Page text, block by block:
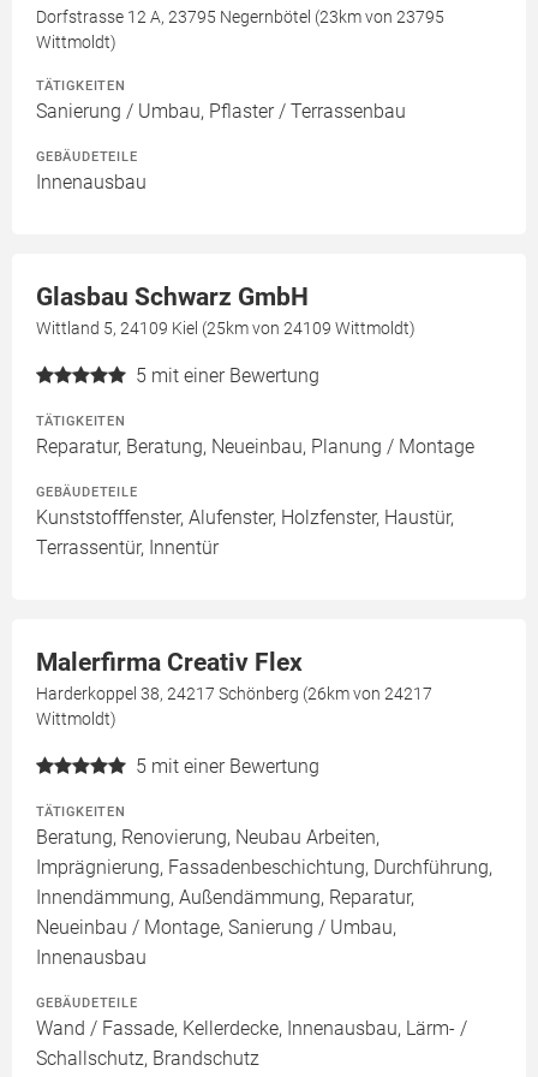
Dorfstrasse 12 A, 23795 Negernbötel (23km von 23795
Wittmoldt)
TÄTIGKEITEN
Sanierung / Umbau, Pflaster / Terrassenbau
GEBÄUDETEILE
Innenausbau
Glasbau Schwarz GmbH
Wittland 5, 24109 Kiel (25km von 24109 Wittmoldt)
5 mit einer Bewertung
TÄTIGKEITEN
Reparatur, Beratung, Neueinbau, Planung / Montage
GEBÄUDETEILE
Kunststofffenster, Alufenster, Holzfenster, Haustür,
Terrassentür, Innentür
Malerfirma Creativ Flex
Harderkoppel 38, 24217 Schönberg (26km von 24217
Wittmoldt)
5 mit einer Bewertung
TÄTIGKEITEN
Beratung, Renovierung, Neubau Arbeiten,
Imprägnierung, Fassadenbeschichtung, Durchführung,
Innendämmung, Außendämmung, Reparatur,
Neueinbau / Montage, Sanierung / Umbau,
Innenausbau
GEBÄUDETEILE
Wand / Fassade, Kellerdecke, Innenausbau, Lärm- /
Schallschutz, Brandschutz